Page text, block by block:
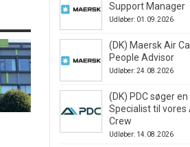
Support Manager
Udløber: 01.09.2026
(DK) Maersk Air
People Advisor
Udløber: 24.08.2026
(DK) PDC søger
Specialist til vores
Crew
Udløber: 14.08.2026